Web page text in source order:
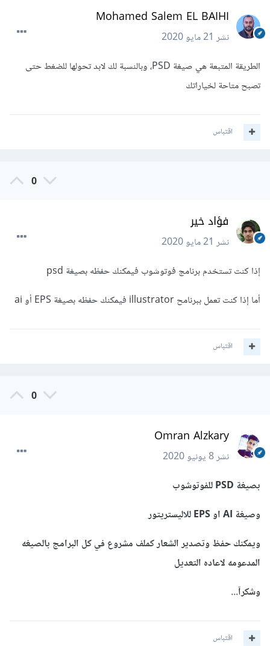
Mohamed Salem EL BAIHI
نشر21 مايو 2020
الطريقة المتبعة هي صيغة PSD، وبالنسبة لك لابد تحولها للضغط حتى
تصبح متاحة لخياراتك
اقتباس
0
فؤاد خير
نشر21 مايو 2020
إذا كنت تستخدم برنامج فوتوشوب فيمكنك حفظه بصيغة psd
أما إذا كنت تعمل ببرنامح illustrator فيمكنك حفظه بصيغة EPS أو ai
اقتباس
0
Omran Alzkary
نشر8 يونيو 2020
بصيغة PSD للفوتوشوب
وصيغة AI او EPS للاليستريتور
ويمكنك حفظ وتصدير الشعار كملف مشروع في كل البرامج بالصيغه
المدعومه لاعاده التعديل
وشكرآ...
اقتباس